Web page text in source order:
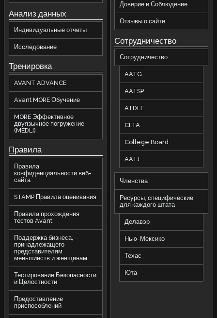
Анализ данных
Индивидуальные отчеты
Исследование
Тренировка
AVANT ADVANCE
Avant MORE Обучение
MORE Эффективное
двуязычное погружение
(MEDLI)
Правила
Правила
конфиденциальности веб-
сайта
STAMP Правила оценивания
Правила прохождения
тестов Avant
Поддержка бизнеса,
принадлежащего
представителям
меньшинств и женщинам
Тестирование Безопасности
и Целостности
Предоставление
приспособлений
Доверие и Соблюдение
Отзывы о сайте
Сотрудничество
Сотрудничество
AATG
AATSP
ATDLE
CLTA
College Board
AATJ
Членства
Ресурсы, специфические
для каждого штата
Делавэр
Нью-Мексико
Техас
Юта